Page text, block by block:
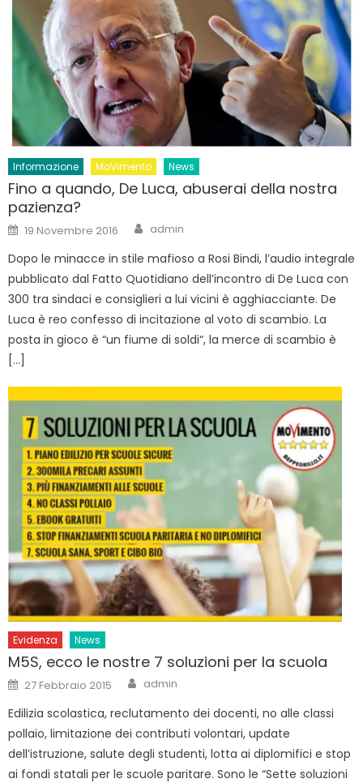
Informazione MoVimento News
Fino a quando, De Luca, abuserai della nostra
pazienza?
Posted
on
19 Novembre 2016 Author
admin
Dopo le minacce in stile mafioso a Rosi Bindi, l’audio integrale
pubblicato dal Fatto Quotidiano dell’incontro di De Luca con
300 tra sindaci e consiglieri a lui vicini è agghiacciante. De
Luca è reo confesso di incitazione al voto di scambio. La
posta in gioco è “un fiume di soldi“, la merce di scambio è
[…]
Evidenza News
M5S, ecco le nostre 7 soluzioni per la scuola
Posted
on
27 Febbraio 2015 Author
admin
Edilizia scolastica, reclutamento dei docenti, no alle classi
pollaio, limitazione dei contributi volontari, update
dell’istruzione, salute degli studenti, lotta ai diplomifici e stop
ai fondi statali per le scuole paritare. Sono le “Sette soluzioni